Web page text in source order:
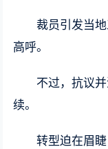
裁员引发当
高呼。
不过，抗议
续。
转型迫在眉